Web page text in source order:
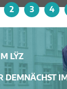
2 3 4
LŸZ
DEMNÄCHST